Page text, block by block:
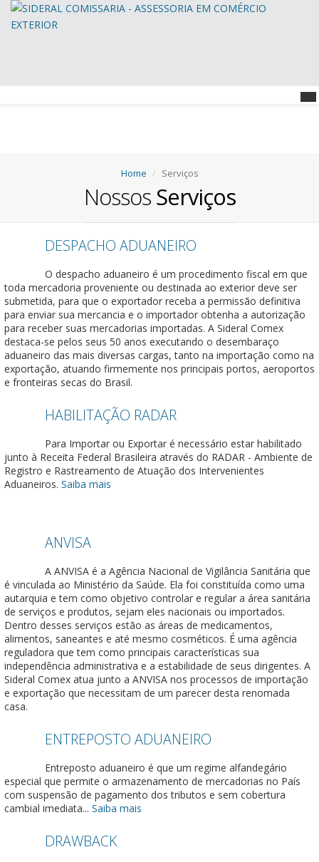
Home Serviços
NossosServiços
DESPACHO ADUANEIRO
O despacho aduaneiro é um procedimento fiscal em que
toda mercadoria proveniente ou destinada ao exterior deve ser
submetida, para que o exportador receba a permissão definitiva
para enviar sua mercancia e o importador obtenha a autorização
para receber suas mercadorias importadas. A Sideral Comex
destaca-se pelos seus 50 anos executando o desembaraço
aduaneiro das mais diversas cargas, tanto na importação como na
exportação, atuando firmemente nos principais portos, aeroportos
e fronteiras secas do Brasil.
HABILITAÇÃO RADAR
Para Importar ou Exportar é necessário estar habilitado
junto à Receita Federal Brasileira através do RADAR - Ambiente de
Registro e Rastreamento de Atuação dos Intervenientes
Aduaneiros. Saiba mais
ANVISA
A ANVISA é a Agência Nacional de Vigilância Sanitária que
é vinculada ao Ministério da Saúde. Ela foi constituída como uma
autarquia e tem como objetivo controlar e regular a área sanitária
de serviços e produtos, sejam eles nacionais ou importados.
Dentro desses serviços estão as áreas de medicamentos,
alimentos, saneantes e até mesmo cosméticos. É uma agência
reguladora que tem como principais características sua
independência administrativa e a estabilidade de seus dirigentes. A
Sideral Comex atua junto a ANVISA nos processos de importação
e exportação que necessitam de um parecer desta renomada
casa.
ENTREPOSTO ADUANEIRO
Entreposto aduaneiro é que um regime alfandegário
especial que permite o armazenamento de mercadorias no País
com suspensão de pagamento dos tributos e sem cobertura
cambial imediata... Saiba mais
DRAWBACK